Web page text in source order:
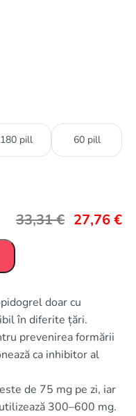
180 pill 60 pill
33,31€ 27,76€
doar cu
în diferite țări.
prevenirea formării
ca inhibitor al
de 75 mg pe zi, iar
300–600 mg.